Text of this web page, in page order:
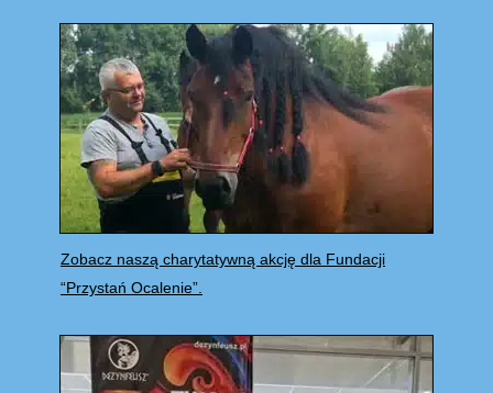
Zobacz naszą charytatywną akcję dla Fundacji
“Przystań Ocalenie”.